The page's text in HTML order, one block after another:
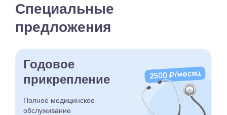
Специальные
предложения
Годовое
прикрепление
Полное медицинское
обслуживание